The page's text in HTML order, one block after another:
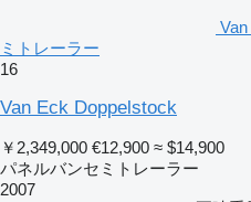
ミトレーラー
16
Van Eck Doppelstock
￥2,349,000 €12,900 ≈ $14,900
パネルバンセミトレーラー
2007